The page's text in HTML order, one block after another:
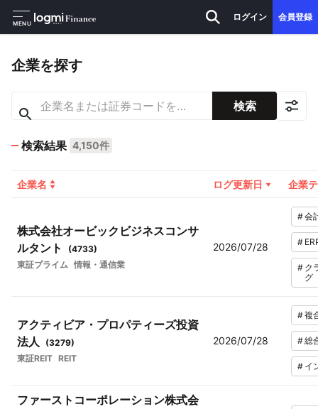
MENU
ログイン 会員登録
企業を探す
検索
検索結果 4,150件
企業名 ログ更新日 企業
株式会社オービックビジネスコンサ
ルタント
(4733)
東証プライム 情報・通信業
2026/07/28
#会
#
# ク
グ
アクティビア・プロパティーズ投資
法人
(3279)
東証REIT REIT
2026/07/28
#複
#総
# イ
ファーストコーポレーション株式会